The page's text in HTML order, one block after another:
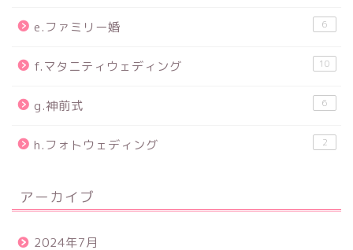
e.ファミリー婚 6
f.マタニティウェディング 10
g.神前式 6
h.フォトウェディング 2
アーカイブ
2024年7月